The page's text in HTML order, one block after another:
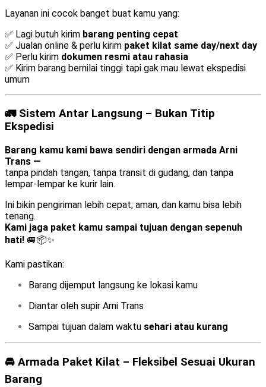
Layanan ini cocok banget buat kamu yang:
✅ Lagi butuh kirim barang penting cepat
✅ Jualan online & perlu kirim paket kilat same day/next day
✅ Perlu kirim dokumen resmi atau rahasia
✅ Kirim barang bernilai tinggi tapi gak mau lewat ekspedisi
umum
🚛 Sistem Antar Langsung – Bukan Titip
Ekspedisi
Barang kamu kami bawa sendiri dengan armada Arni
Trans —
tanpa pindah tangan, tanpa transit di gudang, dan tanpa
lempar-lempar ke kurir lain.
Ini bikin pengiriman lebih cepat, aman, dan kamu bisa lebih
tenang.
Kami jaga paket kamu sampai tujuan dengan sepenuh
hati! 🚐📦✨
Kami pastikan:
Barang dijemput langsung ke lokasi kamu
Diantar oleh supir Arni Trans
Sampai tujuan dalam waktu sehari atau kurang
🚘 Armada Paket Kilat – Fleksibel Sesuai Ukuran
Barang